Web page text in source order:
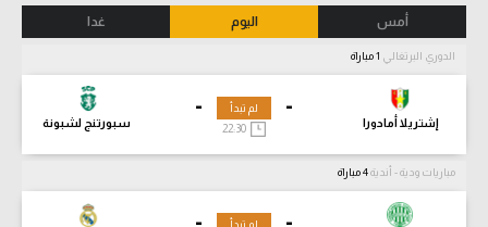
أمس اليوم غدا
الدوري البرتغالي
-
إشتريلا أمادورا
-
سبورتنج لشبونة
لم تبدأ
مباريات ودية - أندية
-
- لم تبدأ